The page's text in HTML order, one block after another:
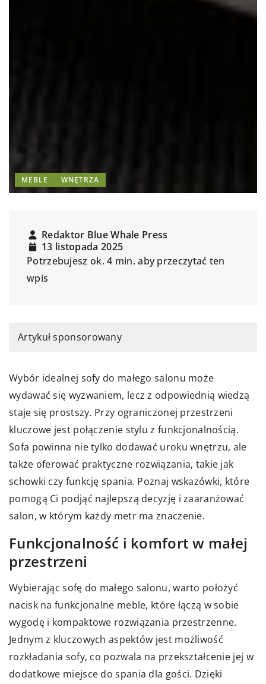
MEBLE WNĘTRZA
Redaktor Blue Whale Press
13 listopada 2025
Potrzebujesz ok. 4 min. aby przeczytać ten
wpis
Artykuł sponsorowany
Wybór idealnej sofy do małego salonu może
wydawać się wyzwaniem, lecz z odpowiednią wiedzą
staje się prostszy. Przy ograniczonej przestrzeni
kluczowe jest połączenie stylu z funkcjonalnością.
Sofa powinna nie tylko dodawać uroku wnętrzu, ale
także oferować praktyczne rozwiązania, takie jak
schowki czy funkcję spania. Poznaj wskazówki, które
pomogą Ci podjąć najlepszą decyzję i zaaranżować
salon, w którym każdy metr ma znaczenie.
Funkcjonalność i komfort w małej
przestrzeni
Wybierając sofę do małego salonu, warto położyć
nacisk na funkcjonalne meble, które łączą w sobie
wygodę i kompaktowe rozwiązania przestrzenne.
Jednym z kluczowych aspektów jest możliwość
rozkładania sofy, co pozwala na przekształcenie jej w
dodatkowe miejsce do spania dla gości. Dzięki